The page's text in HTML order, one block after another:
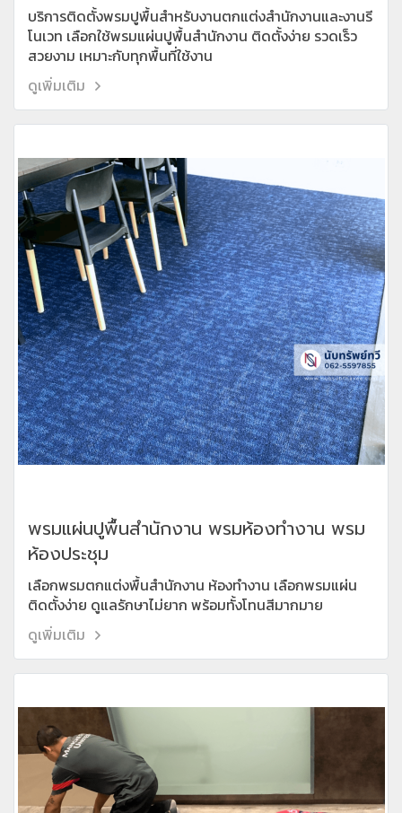
บริการติดตั้งพรมปูพื้นสำหรับงานตกแต่งสำนักงานและงานรี
โนเวท เลือกใช้พรมแผ่นปูพื้นสำนักงาน ติดตั้งง่าย รวดเร็ว
สวยงาม เหมาะกับทุกพื้นที่ใช้งาน
ดูเพิ่มเติม
พรมแผ่นปูพื้นสำนักงาน พรมห้องทำงาน พรม
ห้องประชุม
เลือกพรมตกแต่งพื้นสำนักงาน ห้องทำงาน เลือกพรมแผ่น
ติดตั้งง่าย ดูแลรักษาไม่ยาก พร้อมทั้งโทนสีมากมาย
ดูเพิ่มเติม